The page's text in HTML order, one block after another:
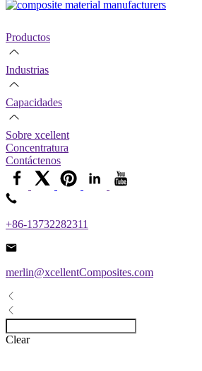
Productos
Industrias
Capacidades
Sobre xcellent
Concentratura
Contáctenos
+86-13732282311
merlin@xcellentComposites.com
Clear